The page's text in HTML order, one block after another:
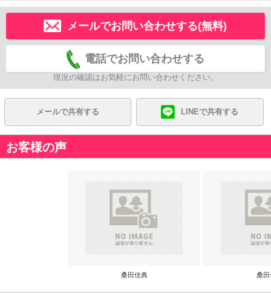
メールでお問い合わせする(無料)
電話でお問い合わせする
現況の確認はお気軽にお問い合わせください。
メールで共有する LINEで共有する
お客様の声
桑田佳典 桑田